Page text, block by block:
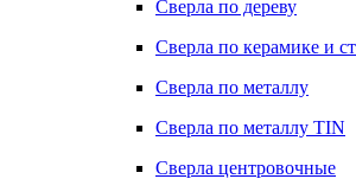
Сверла по дереву
Сверла по керамике и
Сверла по металлу
Сверла по металлу TIN
Сверла центровочные